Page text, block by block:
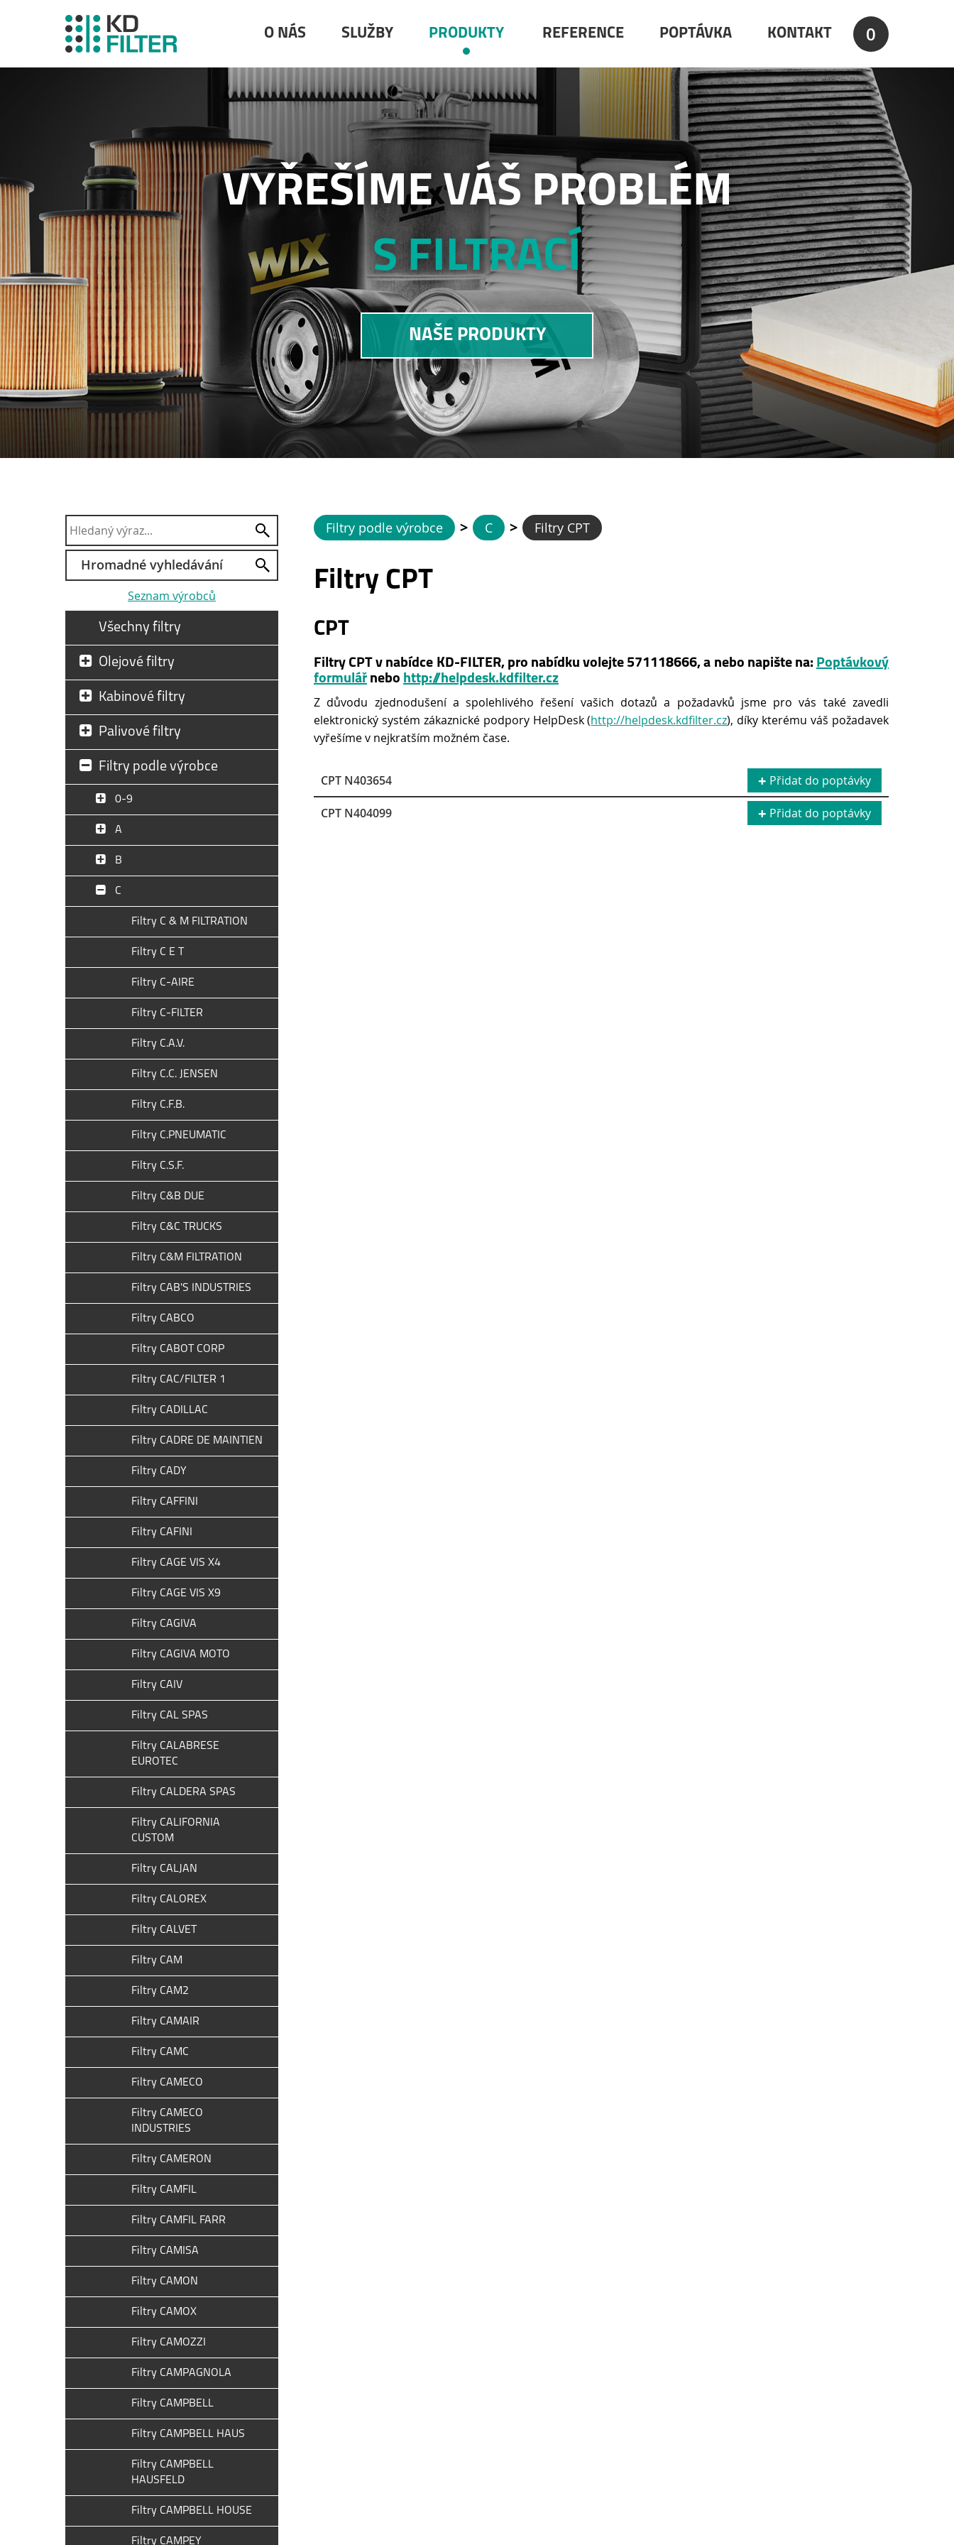
O NÁS SLUŽBY PRODUKTY REFERENCE POPTÁVKA KONTAKT 0
VYŘEŠÍME VÁŠ PROBLÉM
S FILTRACÍ
NAŠE PRODUKTY
Hromadné vyhledávání
Seznam výrobců
Všechny filtry
Olejové filtry
Kabinové filtry
Palivové filtry
Filtry podle výrobce
0-9
A
B
C
Filtry C & M FILTRATION
Filtry C E T
Filtry C-AIRE
Filtry C-FILTER
Filtry C.A.V.
Filtry C.C. JENSEN
Filtry C.F.B.
Filtry C.PNEUMATIC
Filtry C.S.F.
Filtry C&B DUE
Filtry C&C TRUCKS
Filtry C&M FILTRATION
Filtry CAB'S INDUSTRIES
Filtry CABCO
Filtry CABOT CORP
Filtry CAC/FILTER 1
Filtry CADILLAC
Filtry CADRE DE MAINTIEN
Filtry CADY
Filtry CAFFINI
Filtry CAFINI
Filtry CAGE VIS X4
Filtry CAGE VIS X9
Filtry CAGIVA
Filtry CAGIVA MOTO
Filtry CAIV
Filtry CAL SPAS
Filtry CALABRESE
EUROTEC
Filtry CALDERA SPAS
Filtry CALIFORNIA
CUSTOM
Filtry CALJAN
Filtry CALOREX
Filtry CALVET
Filtry CAM
Filtry CAM2
Filtry CAMAIR
Filtry CAMC
Filtry CAMECO
Filtry CAMECO
INDUSTRIES
Filtry CAMERON
Filtry CAMFIL
Filtry CAMFIL FARR
Filtry CAMISA
Filtry CAMON
Filtry CAMOX
Filtry CAMOZZI
Filtry CAMPAGNOLA
Filtry CAMPBELL
Filtry CAMPBELL HAUS
Filtry CAMPBELL
HAUSFELD
Filtry CAMPBELL HOUSE
Filtry CAMPEY
Filtry podle výrobce > C > Filtry CPT
Filtry CPT
CPT
Filtry CPT v nabídce KD-FILTER, pro nabídku volejte 571118666, a nebo napište na: Poptávkový
formulář nebo http://helpdesk.kdfilter.cz
Z důvodu zjednodušení a spolehlivého řešení vašich dotazů a požadavků jsme pro vás také zavedli
elektronický systém zákaznické podpory HelpDesk (http://helpdesk.kdfilter.cz), díky kterému váš požadavek
vyřešíme v nejkratším možném čase.
CPT N403654 Přidat do poptávky
CPT N404099 Přidat do poptávky